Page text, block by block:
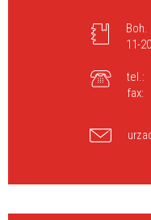
Boh.
11-
tel.:
fax: